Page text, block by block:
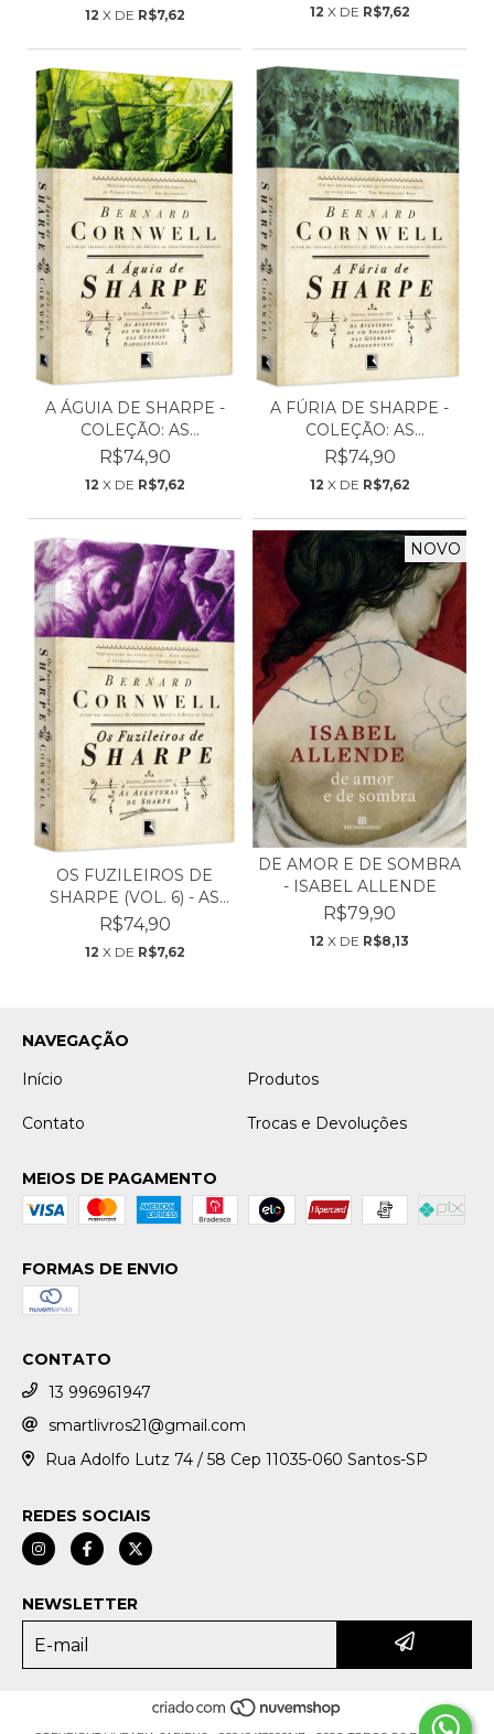
12 X DE R$7,62 12 X DE R$7,62
A ÁGUIA DE SHARPE -
COLEÇÃO: AS
AVENTURA...
R$74,90
12 X DE R$7,62
A FÚRIA DE SHARPE -
COLEÇÃO: AS
AVENTURA...
R$74,90
12 X DE R$7,62
OS FUZILEIROS DE
SHARPE (VOL. 6) - AS
AV...
R$74,90
12 X DE R$7,62
NOVO
DE AMOR E DE SOMBRA
- ISABEL ALLENDE
R$79,90
12 X DE R$8,13
NAVEGAÇÃO
Início
Produtos
Contato Trocas e Devoluções
MEIOS DE PAGAMENTO
FORMAS DE ENVIO
CONTATO
13 996961947
smartlivros21@gmail.com
Rua Adolfo Lutz 74 / 58 Cep 11035-060 Santos-SP
REDES SOCIAIS
NEWSLETTER